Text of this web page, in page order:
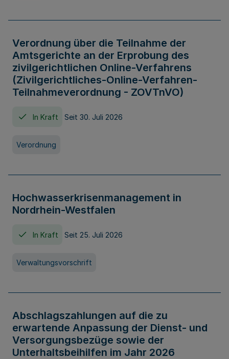
Verordnung über die Teilnahme der
Amtsgerichte an der Erprobung des
zivilgerichtlichen Online-Verfahrens
(Zivilgerichtliches-Online-Verfahren-
Teilnahmeverordnung - ZOVTnVO)
In Kraft Seit 30. Juli 2026
Verordnung
Hochwasserkrisenmanagement in
Nordrhein-Westfalen
In Kraft Seit 25. Juli 2026
Verwaltungsvorschrift
Abschlagszahlungen auf die zu
erwartende Anpassung der Dienst- und
Versorgungsbezüge sowie der
Unterhaltsbeihilfen im Jahr 2026